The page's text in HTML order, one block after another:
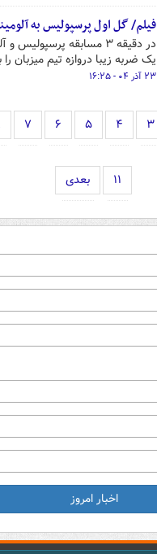
فیلم/ گل اول پرسپولیس به
در دقیقه ۳ مسابقه پرسپولیس
یک ضربه زیبا دروازه تیم میزبان را
۲۳ آذر ۰۴ - ۱۶:۲۵
۳ ۴ ۵ ۶ ۷
۱۱ بعدی
اخبار امروز